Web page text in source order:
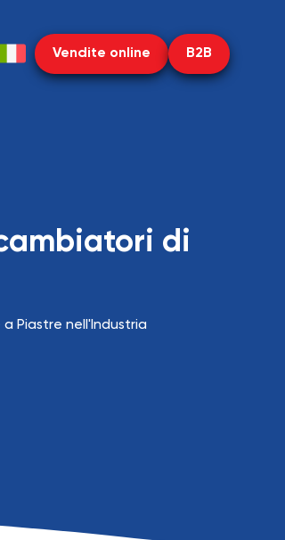
Vendite online B2B
di
Piastre nell'Industria